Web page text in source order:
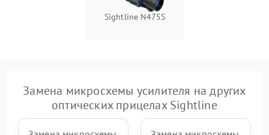
Sightline N475S
Замена микросхемы усилителя на других
оптических прицелах Sightline